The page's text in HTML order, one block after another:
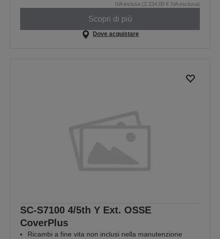
IVA inclusa (2.234,00 € IVA esclusa)
Scopri di più
Dove acquistare
SC-S7100 4/5th Y Ext. OSSE
CoverPlus
Ricambi a fine vita non inclusi nella manutenzione